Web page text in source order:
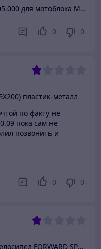
Плуг оборотный Целина ОП-2305.000 для мотоблока МТЗ
0 0
пластик-металл
по факту не
пока сам не
позвонить и
0 0
Горный велосипед (хардтейл) Велосипед FORWARD SPORTING 29 2.0 D (29" 21 ск. рост. 19") 2022,